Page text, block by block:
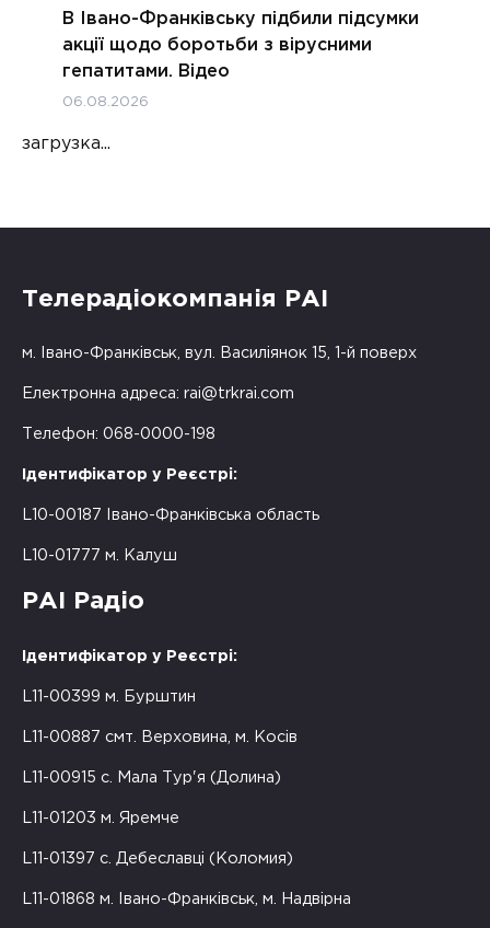
В Івано-Франківську підбили підсумки
акції щодо боротьби з вірусними
гепатитами. Відео
06.08.2026
загрузка...
Телерадіокомпанія РАІ
м. Івано-Франківськ, вул. Василіянок 15, 1-й поверх
Електронна адреса: rai@trkrai.com
Телефон: 068-0000-198
Ідентифікатор у Реєстрі:
L10-00187 Івано-Франківська область
L10-01777 м. Калуш
РАІ Радіо
Ідентифікатор у Реєстрі:
L11-00399 м. Бурштин
L11-00887 смт. Верховина, м. Косів
L11-00915 с. Мала Тур'я (Долина)
L11-01203 м. Яремче
L11-01397 с. Дебеславці (Коломия)
L11-01868 м. Івано-Франківськ, м. Надвірна